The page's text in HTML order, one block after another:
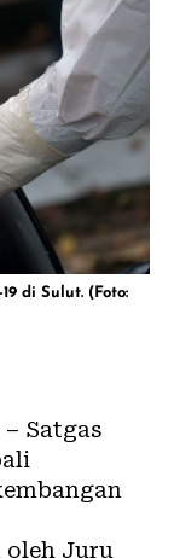
di Sulut. (Foto:
– Satgas
oleh Juru